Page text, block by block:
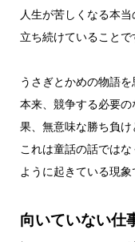
人生が苦しくなる本
立ち続けていることで
うさぎとかめの物語を
本来、競争する必要
果、無意味な勝ち負け
これは童話の話では
ように起きている現象
向いていない仕